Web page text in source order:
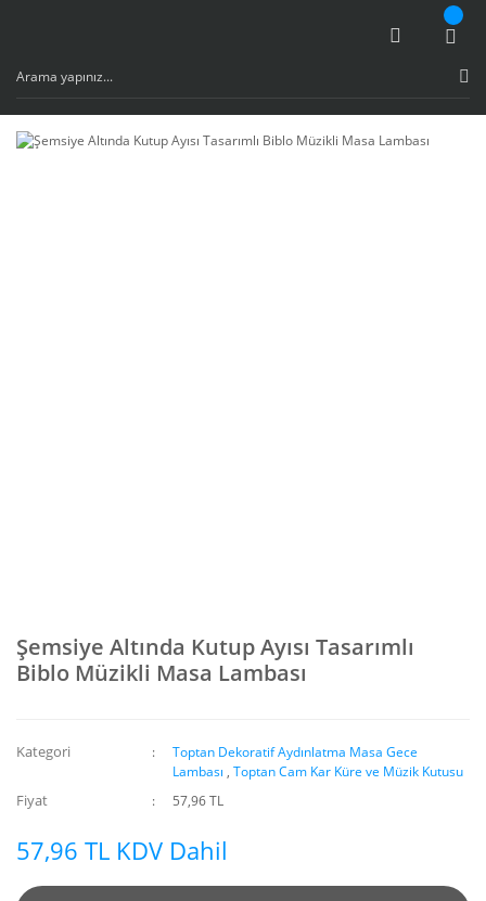
Şemsiye Altında Kutup Ayısı Tasarımlı
Biblo Müzikli Masa Lambası
Kategori
Toptan Dekoratif Aydınlatma Masa Gece
Lambası ,Toptan Cam Kar Küre ve Müzik Kutusu
Fiyat 57,96 TL
57,96 TL KDV Dahil